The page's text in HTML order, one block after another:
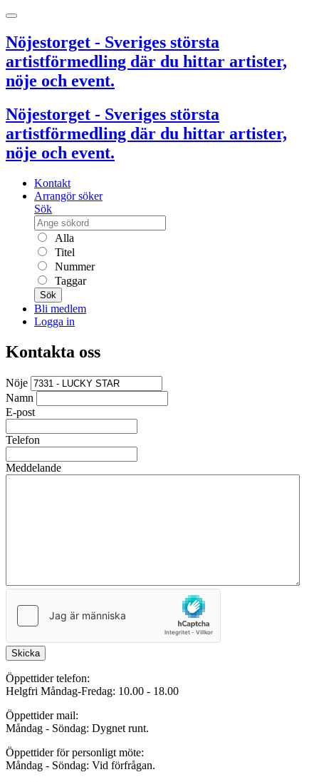
Nöjestorget - Sveriges största
artistförmedling där du hittar artister,
nöje och event.
Nöjestorget - Sveriges största
artistförmedling där du hittar artister,
nöje och event.
Kontakt
Arrangör söker
Sök
Alla
Titel
Nummer
Taggar
Sök
Bli medlem
Logga in
Kontakta oss
Nöje
Namn
E-post
Telefon
Meddelande
Skicka
Öppettider telefon:
Helgfri Måndag-Fredag: 10.00 - 18.00
Öppettider mail:
Måndag - Söndag: Dygnet runt.
Öppettider för personligt möte:
Måndag - Söndag: Vid förfrågan.